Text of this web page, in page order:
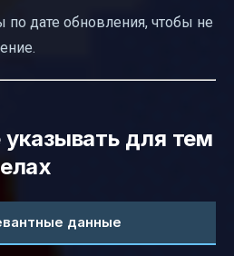
дате обновления, чтобы не
для тем
данные